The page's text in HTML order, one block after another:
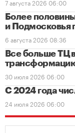
7 августа 2026 06:00
Более
и Подмосковья
6 августа 2026 08:36
Все больше ТЦ
30 июля 2026 06:00
С 2024 года
24 июля 2026 06:00